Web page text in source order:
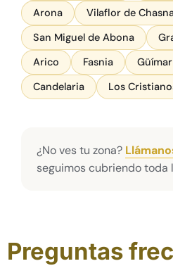
Arona
Vilaflor de
San Miguel de Abona
Arico
Fasnia Güímar
Candelaria
Los
¿No ves tu zona?
seguimos cubriendo toda
Preguntas